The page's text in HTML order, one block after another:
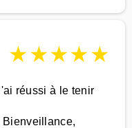
★★★★★
réussi à le tenir
Bienveillance,